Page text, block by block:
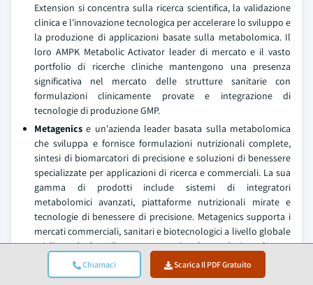
Chiamaci Scarica Il PDF Gratuito
Extension si concentra sulla ricerca scientifica, la validazione
clinica e l'innovazione tecnologica per accelerare lo sviluppo e
la produzione di applicazioni basate sulla metabolomica. Il
loro AMPK Metabolic Activator leader di mercato e il vasto
portfolio di ricerche cliniche mantengono una presenza
significativa nel mercato delle strutture sanitarie con
formulazioni clinicamente provate e integrazione di
tecnologie di produzione GMP.
Metagenics e un'azienda leader basata sulla metabolomica
che sviluppa e fornisce formulazioni nutrizionali complete,
sintesi di biomarcatori di precisione e soluzioni di benessere
specializzate per applicazioni di ricerca e commerciali. La sua
gamma di prodotti include sistemi di integratori
metabolomici avanzati, piattaforme nutrizionali mirate e
tecnologie di benessere di precisione. Metagenics supporta i
mercati commerciali, sanitari e biotecnologici a livello globale
migliorando lo sviluppo terapeutico, la produzione basata
sulla metabolomica e il miglioramento della nutrizione
personalizzata nei processi di trattamento. Il loro catalogo